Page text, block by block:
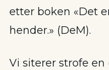
etter boken «Det
hender.» (DeM).
Vi siterer strofe en